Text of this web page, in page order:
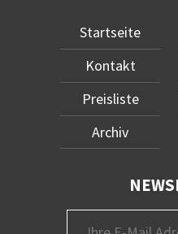
Startseite
Kontakt
Preisliste
Archiv